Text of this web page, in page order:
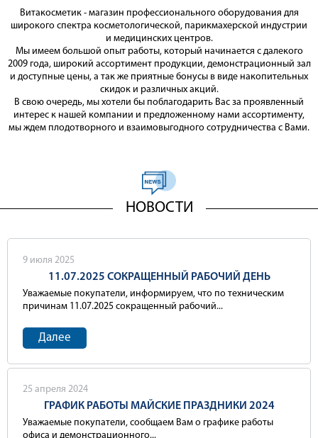
Витакосметик - магазин профессионального оборудования для
широкого спектра косметологической, парикмахерской индустрии
и медицинских центров.
Мы имеем большой опыт работы, который начинается с далекого
2009 года, широкий ассортимент продукции, демонстрационный зал
и доступные цены, а так же приятные бонусы в виде накопительных
скидок и различных акций.
В свою очередь, мы хотели бы поблагодарить Вас за проявленный
интерес к нашей компании и предложенному нами ассортименту,
мы ждем плодотворного и взаимовыгодного сотрудничества с Вами.
НОВОСТИ
9 июля 2025
11.07.2025 СОКРАЩЕННЫЙ РАБОЧИЙ ДЕНЬ
Уважаемые покупатели, информируем, что по техническим
причинам 11.07.2025 сокращенный рабочий...
Далее
25 апреля 2024
ГРАФИК РАБОТЫ МАЙСКИЕ ПРАЗДНИКИ 2024
Уважаемые покупатели, сообщаем Вам о графике работы
офиса и демонстрационного...